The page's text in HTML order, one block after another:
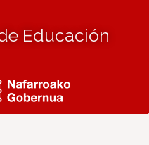
Educación